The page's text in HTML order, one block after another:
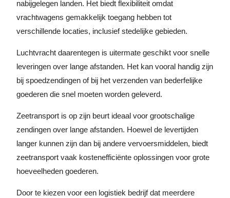
nabijgelegen landen. Het biedt flexibiliteit omdat
vrachtwagens gemakkelijk toegang hebben tot
verschillende locaties, inclusief stedelijke gebieden.
Luchtvracht daarentegen is uitermate geschikt voor snelle
leveringen over lange afstanden. Het kan vooral handig zijn
bij spoedzendingen of bij het verzenden van bederfelijke
goederen die snel moeten worden geleverd.
Zeetransport is op zijn beurt ideaal voor grootschalige
zendingen over lange afstanden. Hoewel de levertijden
langer kunnen zijn dan bij andere vervoersmiddelen, biedt
zeetransport vaak kostenefficiënte oplossingen voor grote
hoeveelheden goederen.
Door te kiezen voor een logistiek bedrijf dat meerdere